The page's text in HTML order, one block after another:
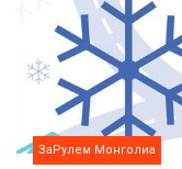
ЗаРулем Монголиа